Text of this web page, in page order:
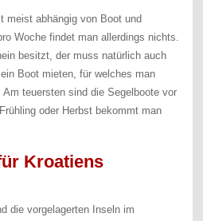
meist abhängig von Boot und
Woche findet man allerdings nichts.
besitzt, der muss natürlich auch
Boot mieten, für welches man
teuersten sind die Segelboote vor
oder Herbst bekommt man
Kroatiens
die vorgelagerten Inseln im